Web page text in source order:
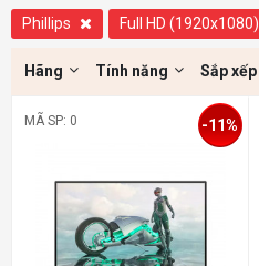
Phillips Full HD (1920x1080)
Hãng Tính năng Sắp xếp
MÃ SP: 0 -11%